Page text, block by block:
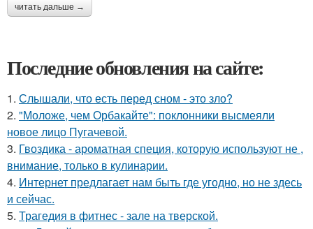
читать дальше →
Последние обновления на сайте:
1. Слышали, что есть перед сном - это зло?
2. "Моложе, чем Орбакайте": поклонники высмеяли
новое лицо Пугачевой.
3. Гвоздика - ароматная специя, которую используют не ,
внимание, только в кулинарии.
4. Интернет предлагает нам быть где угодно, но не здесь
и сейчас.
5. Трагедия в фитнес - зале на тверской.